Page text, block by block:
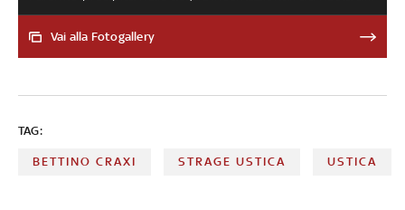
Ustica e quella di Ponza. Morirono tutte le persone a
bordo: 77 passeggeri, tra cui 11 bambini, e i 4 membri
chiarite le cause della strage
Vai alla Fotogallery
TAG:
BETTINO CRAXI STRAGE USTICA USTICA